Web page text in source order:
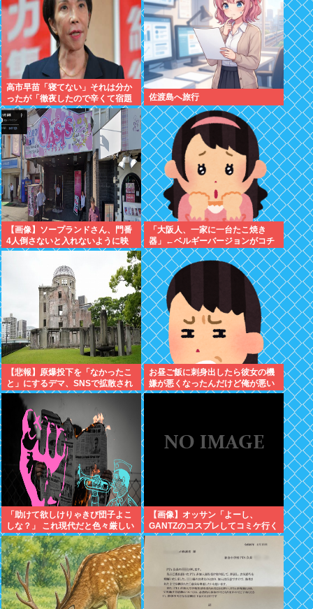
高市早苗「寝てない」それは分か
ったが「徹夜したので辛くて宿題
やってません」って言う奴高市早
苗以外に見たことないのだが
佐渡島へ旅行
【画像】ソープランドさん、門番
4人倒さないと入れないように映
ってしまう
「大阪人、一家に一台たこ焼き
器」←ベルギーバージョンがコチ
ラ・・・・・・
【悲報】原爆投下を「なかったこ
と」にするデマ、SNSで拡散され
てしまう
お昼ご飯に刺身出したら彼女の機
嫌が悪くなったんだけど俺が悪い
のだろうか →…これアウト？
「助けて欲しけりゃきび団子よこ
しな？」 これ現代だと色々厳しい
よな
【画像】オッサン「よーし、
GANTZのコスプレしてコミケ行く
かー」